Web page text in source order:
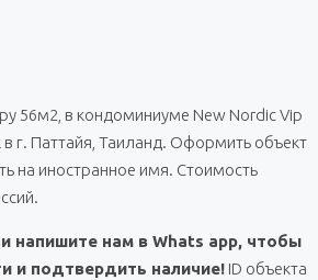
56м2, в кондоминиуме New Nordic Vip
г. Паттайя, Таиланд. Оформить объект
на иностранное имя. Стоимость
напишите нам в Whats app, чтобы
и подтвердить наличие! ID объекта